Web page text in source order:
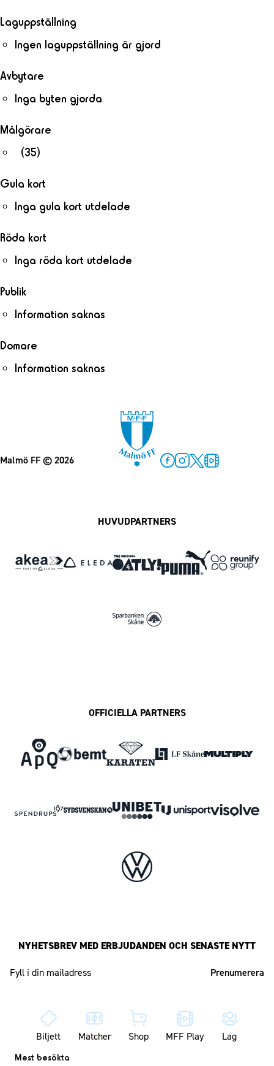
Laguppställning
Ingen laguppställning är gjord
Avbytare
Inga byten gjorda
Målgörare
(35)
Gula kort
Inga gula kort utdelade
Röda kort
Inga röda kort utdelade
Publik
Information saknas
Domare
Information saknas
Malmö FF© 2026
HUVUDPARTNERS
OFFICIELLA PARTNERS
NYHETSBREV MED ERBJUDANDEN OCH SENASTE NYTT
Biljett Matcher Shop MFF Play Lag
Mest besökta